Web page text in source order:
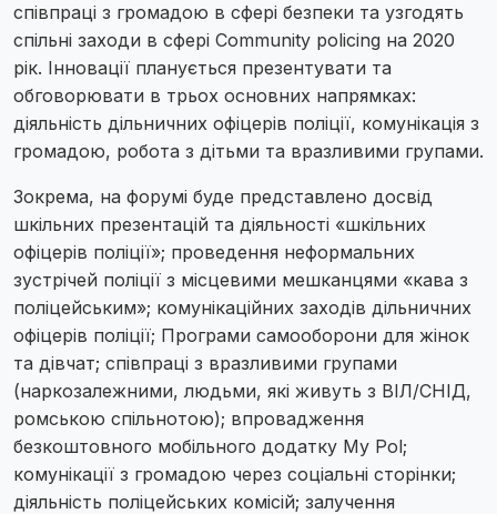
співпраці з громадою в сфері безпеки та узгодять
спільні заходи в сфері Community policing на 2020
рік. Інновації планується презентувати та
обговорювати в трьох основних напрямках:
діяльність дільничних офіцерів поліції, комунікація з
громадою, робота з дітьми та вразливими групами.
Зокрема, на форумі буде представлено досвід
шкільних презентацій та діяльності «шкільних
офіцерів поліції»; проведення неформальних
зустрічей поліції з місцевими мешканцями «кава з
поліцейським»; комунікаційних заходів дільничних
офіцерів поліції; Програми самооборони для жінок
та дівчат; співпраці з вразливими групами
(наркозалежними, людьми, які живуть з ВІЛ/СНІД,
ромською спільнотою); впровадження
безкоштовного мобільного додатку My Pol;
комунікації з громадою через соціальні сторінки;
діяльність поліцейських комісій; залучення